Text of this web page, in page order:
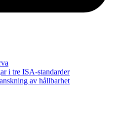
i tre ISA-standarder
av hållbarhet